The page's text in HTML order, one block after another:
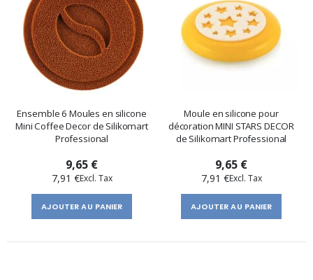
Ensemble 6 Moules en silicone
Mini Coffee Decor de Silikomart
Professional
9,65 €
7,91 €
AJOUTER AU PANIER
Moule en silicone pour
décoration MINI STARS DECOR
de Silikomart Professional
9,65 €
7,91 €
AJOUTER AU PANIER